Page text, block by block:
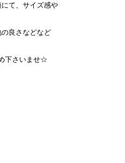
て、サイズ感や
良さなどなど
下さいませ☆